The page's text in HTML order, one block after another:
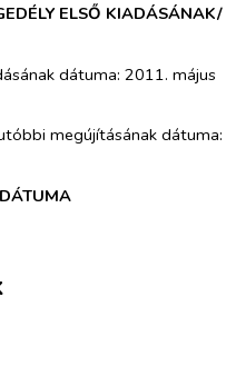
ELSŐ KIADÁSÁNAK/
dátuma: 2011. május
megújításának dátuma: